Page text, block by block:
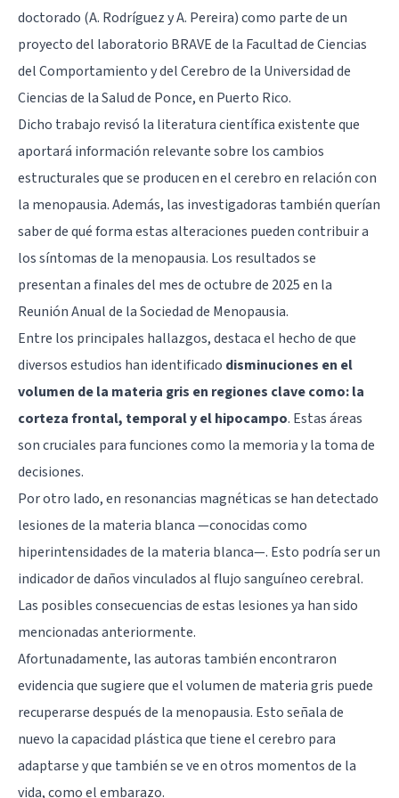
doctorado (A. Rodríguez y A. Pereira) como parte de un
proyecto del laboratorio BRAVE de la Facultad de Ciencias
del Comportamiento y del Cerebro de la Universidad de
Ciencias de la Salud de Ponce, en Puerto Rico.
Dicho trabajo revisó la literatura científica existente que
aportará información relevante sobre los cambios
estructurales que se producen en el cerebro en relación con
la menopausia. Además, las investigadoras también querían
saber de qué forma estas alteraciones pueden contribuir a
los síntomas de la menopausia. Los resultados se
presentan a finales del mes de octubre de 2025 en la
Reunión Anual de la Sociedad de Menopausia.
Entre los principales hallazgos, destaca el hecho de que
diversos estudios han identificado disminuciones en el
volumen de la materia gris en regiones clave como: la
corteza frontal, temporal y elhipocampo. Estas áreas
son cruciales para funciones como la memoria y la toma de
decisiones.
Por otro lado, en resonancias magnéticas se han detectado
lesiones de la materia blanca —conocidas como
hiperintensidades de la materia blanca—. Esto podría ser un
indicador de daños vinculados al flujo sanguíneo cerebral.
Las posibles consecuencias de estas lesiones ya han sido
mencionadas anteriormente.
Afortunadamente, las autoras también encontraron
evidencia que sugiere que el volumen de materia gris puede
recuperarse después de la menopausia. Esto señala de
nuevo la capacidad plástica que tiene el cerebro para
adaptarse y que también se ve en otros momentos de la
vida, como el embarazo.